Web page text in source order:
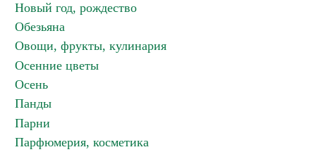
Новый год, рождество
Обезьяна
Овощи, фрукты, кулинария
Осенние цветы
Осень
Панды
Парни
Парфюмерия, косметика